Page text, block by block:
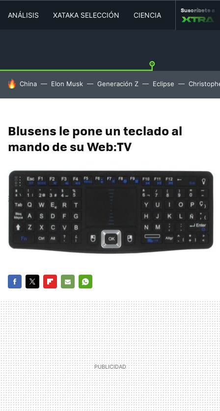
ANÁLISIS XATAKA SELECCIÓN CIENCIA MOVILIDAD
Suscríbete a
HOY SE HABLA DE
China Elon Musk Generación Z Eclipse
Blusens le pone un teclado al
mando de su Web:TV
MAIL